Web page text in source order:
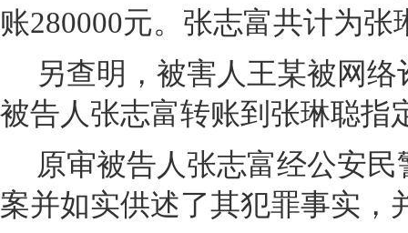
账280000元。张志富共计为张
另查明，被害人王某被网
被告人张志富转账到张琳聪指
原审被告人张志富经公安
案并如实供述了其犯罪事实，